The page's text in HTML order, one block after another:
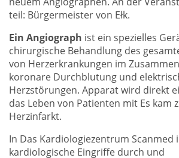
teil: Bürgermeister von Ełk.
Ein Angiograph ist ein spezielles
chirurgische Behandlung des
von Herzerkrankungen im
koronare Durchblutung und
Herzstörungen. Apparat wird direkt
das Leben von Patienten mit Es kam
Herzinfarkt.
In Das Kardiologiezentrum Scanmed
kardiologische Eingriffe durch und